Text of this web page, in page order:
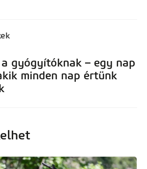
gyógyítóknak – egy nap
minden nap értünk